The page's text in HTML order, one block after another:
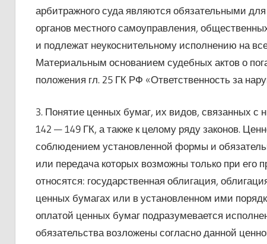
арбитражного суда являются обязательными
органов местного самоуправления,
и подлежат неукоснительному исполнению на
Материальным основанием судебных актов о
положения гл. 25 ГК РФ «Ответственность за
3. Понятие ценных бумаг, их видов, связанных с
142 — 149 ГК, а также к целому ряду законов.
соблюдением установленной формы и
или передача которых возможны только при его
относятся: государственная облигация,
ценных бумагах или в установленном ими
оплатой ценных бумаг подразумевается
обязательства возложены согласно данной